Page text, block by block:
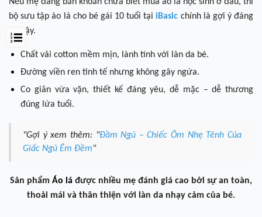
bộ sưu tập áo lá cho bé gái 10 tuổi tạiiBasic chính là gợi ý đáng
tin cậy.
Chất vải cotton mềm mịn, lành tính với làn da bé.
Đường viền ren tinh tế nhưng không gây ngứa.
Co giãn vừa vặn, thiết kế đáng yêu, dễ mặc – dễ thương
đúng lứa tuổi.
"Gợi ý xem thêm: "Đầm Ngủ – Chiếc Ôm Nhẹ Tênh Của
Giấc Ngủ Êm Đềm"
Sản phẩm Áo lá được nhiều mẹ đánh giá cao bởi sự an toàn,
thoải mái và thân thiện với làn da nhạy cảm của bé.